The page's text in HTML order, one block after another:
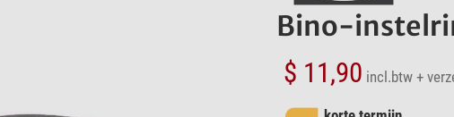
Bino-
$ 11,90 incl.btw +